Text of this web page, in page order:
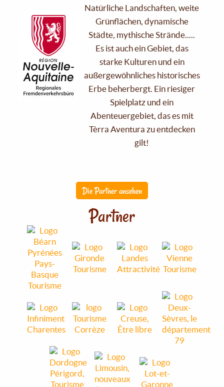
Natürliche Landschaften, weite
Grünflächen, dynamische
Städte, mythische Strände.....
Es ist auch ein Gebiet, das
starke Kulturen und ein
außergewöhnliches historisches
Erbe beherbergt. Ein riesiger
Spielplatz und ein
Abenteuergebiet, das es mit
Tèrra Aventura zu entdecken
gilt!
Die Partner ansehen
Partner